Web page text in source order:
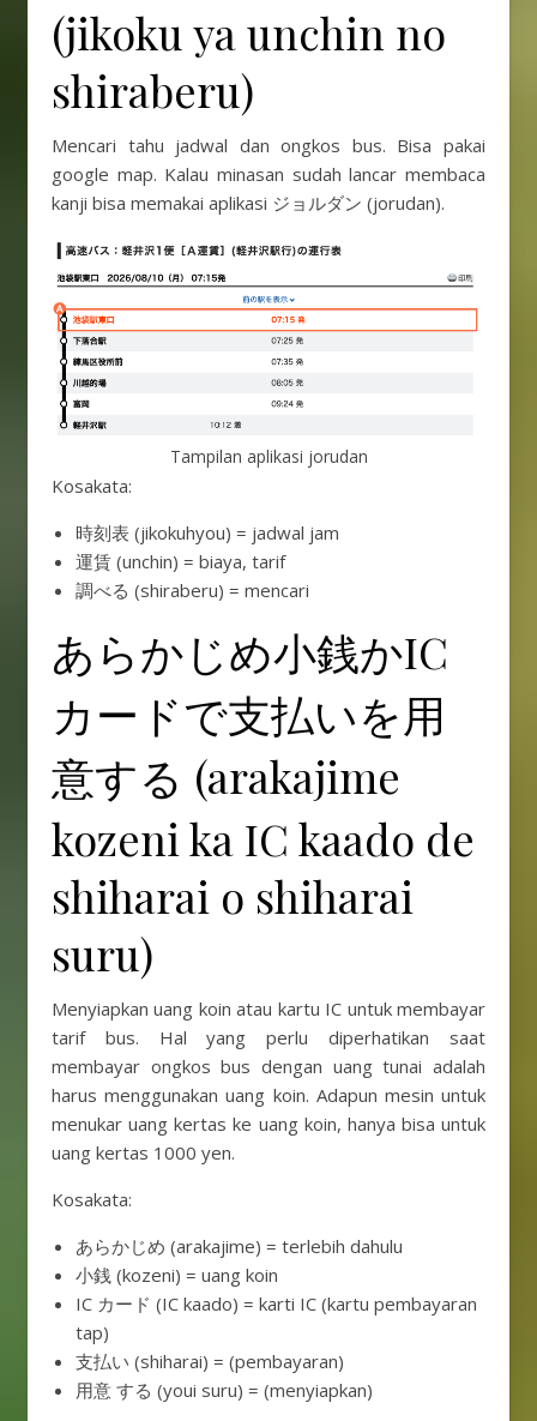
(jikoku ya unchin no
shiraberu)
Mencari tahu jadwal dan ongkos bus. Bisa pakai
google map. Kalau minasan sudah lancar membaca
kanji bisa memakai aplikasi ジョルダン (jorudan).
Tampilan aplikasi jorudan
Kosakata:
時刻表 (jikokuhyou) = jadwal jam
運賃 (unchin) = biaya, tarif
調べる (shiraberu) = mencari
あらかじめ小銭かIC
カードで支払いを用
意する (arakajime
kozeni ka IC kaado de
shiharai o shiharai
suru)
Menyiapkan uang koin atau kartu IC untuk membayar
tarif bus. Hal yang perlu diperhatikan saat
membayar ongkos bus dengan uang tunai adalah
harus menggunakan uang koin. Adapun mesin untuk
menukar uang kertas ke uang koin, hanya bisa untuk
uang kertas 1000 yen.
Kosakata:
あらかじめ (arakajime) = terlebih dahulu
小銭 (kozeni) = uang koin
IC カード (IC kaado) = karti IC (kartu pembayaran
tap)
支払い (shiharai) = (pembayaran)
用意 する (youi suru) = (menyiapkan)